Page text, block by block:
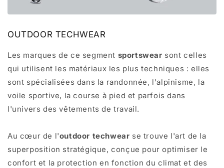
OUTDOOR TECHWEAR
Les marques de ce segment sportswear sont celles
qui utilisent les matériaux les plus techniques : elles
sont spécialisées dans la randonnée, l'alpinisme, la
voile sportive, la course à pied et parfois dans
l'univers des vêtements de travail.
Au cœur de l'outdoor techwear se trouve l'art de la
superposition stratégique, conçue pour optimiser le
confort et la protection en fonction du climat et des